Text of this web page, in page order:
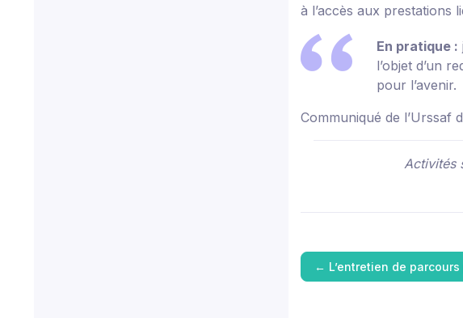
à l’accès aux prestations
En pratique :
l’objet d’un
pour l’avenir.
Communiqué de l’Urssaf
Activités
← L’entretien de